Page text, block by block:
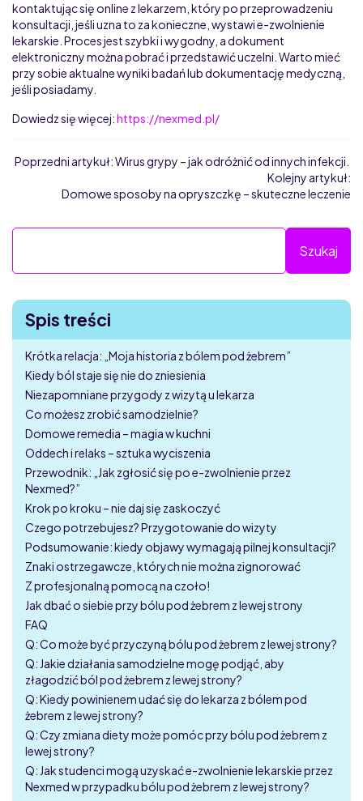
kontaktując się online z lekarzem, który po przeprowadzeniu
konsultacji, jeśli uzna to za konieczne, wystawi e-zwolnienie
lekarskie. Proces jest szybki i wygodny, a dokument
elektroniczny można pobrać i przedstawić uczelni. Warto mieć
przy sobie aktualne wyniki badań lub dokumentację medyczną,
jeśli posiadamy.
Dowiedz się więcej:https://nexmed.pl/
Poprzedni artykuł:Wirus grypy – jak odróżnić od innych infekcji.
Kolejny artykuł:
Domowe sposoby na opryszczkę – skuteczne leczenie
Spis treści
Krótka relacja: „Moja historia z bólem pod żebrem”
Kiedy ból staje się nie do zniesienia
Niezapomniane przygody z wizytą u lekarza
Co możesz zrobić samodzielnie?
Domowe remedia – magia w kuchni
Oddech i relaks – sztuka wyciszenia
Przewodnik: „Jak zgłosić się po e-zwolnienie przez
Nexmed?”
Krok po kroku – nie daj się zaskoczyć
Czego potrzebujesz? Przygotowanie do wizyty
Podsumowanie: kiedy objawy wymagają pilnej konsultacji?
Znaki ostrzegawcze, których nie można zignorować
Z profesjonalną pomocą na czoło!
Jak dbać o siebie przy bólu pod żebrem z lewej strony
FAQ
Q: Co może być przyczyną bólu pod żebrem z lewej strony?
Q: Jakie działania samodzielne mogę podjąć, aby
złagodzić ból pod żebrem z lewej strony?
Q: Kiedy powinienem udać się do lekarza z bólem pod
żebrem z lewej strony?
Q: Czy zmiana diety może pomóc przy bólu pod żebrem z
lewej strony?
Q: Jak studenci mogą uzyskać e-zwolnienie lekarskie przez
Nexmed w przypadku bólu pod żebrem z lewej strony?